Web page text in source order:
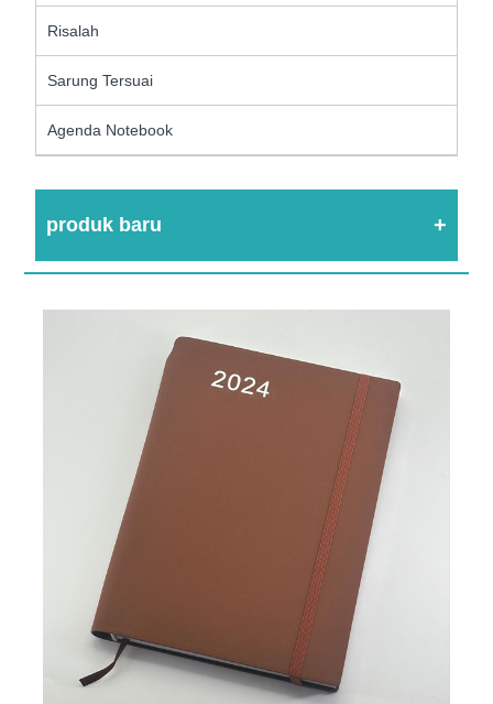
Risalah
Sarung Tersuai
Agenda Notebook
produk baru